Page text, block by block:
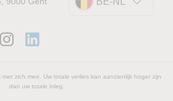
zich mee. Uw totale verlies kan aanzienlijk hoger zijn
dan uw totale inleg.